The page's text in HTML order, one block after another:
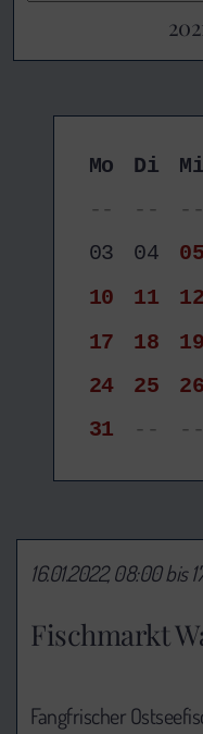
Mo Di Mi
--
-- --
03
04 05
10
11 12
17
18 19
24
25 26
31
-- --
Fischmarkt
16.01.2022, 08:00 bis
Fangfrischer